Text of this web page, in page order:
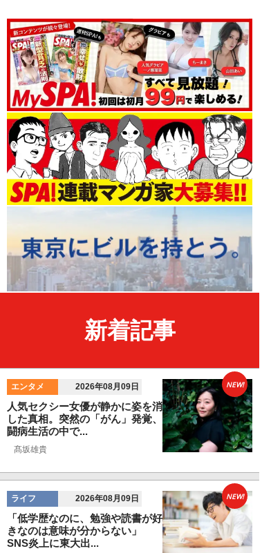
新着記事
エンタメ 2026年08月09日
人気セクシー女優が静かに姿を消
した真相。突然の「がん」発覚、
闘病生活の中で...
髙坂雄貴
NEW!
ライフ 2026年08月09日
「低学歴なのに、勉強や読書が好
きなのは意味が分からない」
SNS炎上に東大出...
NEW!